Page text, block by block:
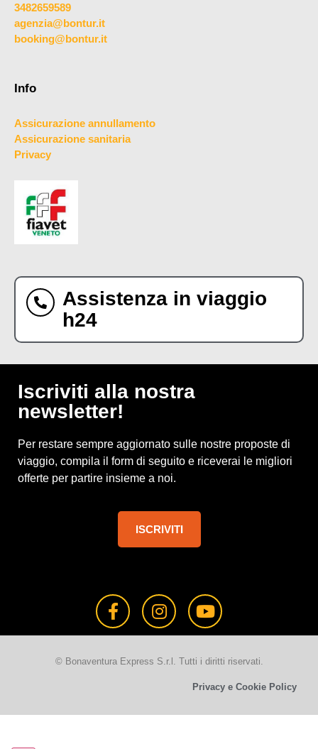
3482659589
agenzia@bontur.it
booking@bontur.it
Info
Assicurazione annullamento
Assicurazione sanitaria
Privacy
Assistenza in viaggio
h24
Iscriviti alla nostra
newsletter!
Per restare sempre aggiornato sulle nostre proposte di
viaggio, compila il form di seguito e riceverai le migliori
offerte per partire insieme a noi.
ISCRIVITI
© Bonaventura Express S.r.l. Tutti i diritti riservati.
Privacy e Cookie Policy